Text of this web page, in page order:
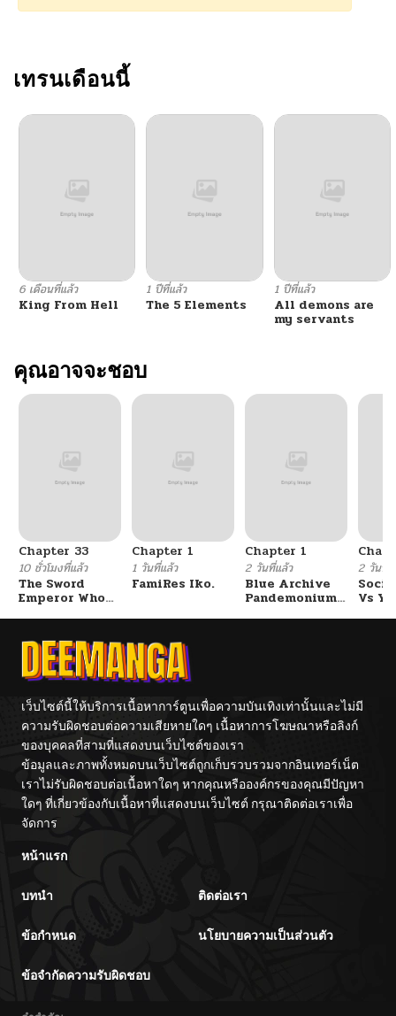
เทรนเดือนนี้
6 เดือนที่แล้ว
King From Hell
1 ปีที่แล้ว
The 5 Elements
1 ปีที่แล้ว
All demons are
my servants
คุณอาจจะชอบ
Chapter 33
10 ชั่วโมงที่แล้ว
The Sword
Emperor Who
จักรพรรดิเทพดาบ
ผงาดเหนือชาติภพ
Chapter 1
1 วันที่แล้ว
FamiRes Iko.
Chapter 1
2 วันที่แล้ว
Blue Archive
Pandemonium
2 วันที่แ
Vs
เว็บไซต์นี้ให้บริการเนื้อหาการ์ตูนเพื่อความบันเทิงเท่านั้นและไม่มี
ความรับผิดชอบต่อความเสียหายใดๆ เนื้อหาการโฆษณาหรือลิงก์
ของบุคคลที่สามที่แสดงบนเว็บไซต์ของเรา
ข้อมูลและภาพทั้งหมดบนเว็บไซต์ถูกเก็บรวบรวมจากอินเทอร์เน็ต
เราไม่รับผิดชอบต่อเนื้อหาใดๆ หากคุณหรือองค์กรของคุณมีปัญหา
ใดๆ ที่เกี่ยวข้องกับเนื้อหาที่แสดงบนเว็บไซต์ กรุณาติดต่อเราเพื่อ
จัดการ
หน้าแรก
บทนำ ติดต่อเรา
ข้อกำหนด นโยบายความเป็นส่วนตัว
ข้อจำกัดความรับผิดชอบ